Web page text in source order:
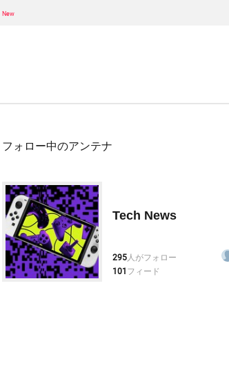
フォロー中のアンテナ
Tech News
295人がフォロー
101 フィード